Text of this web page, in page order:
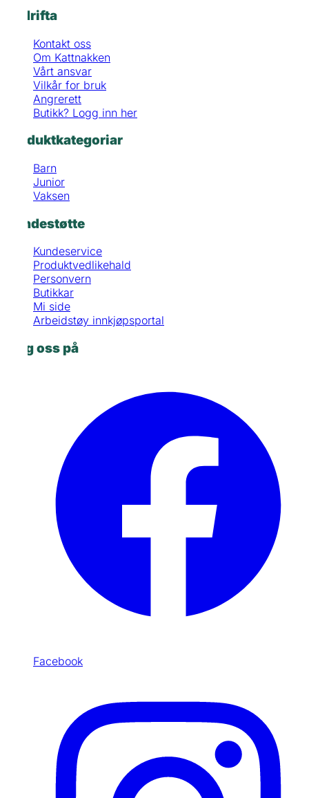
Bedrifta
Kontakt oss
Om Kattnakken
Vårt ansvar
Vilkår for bruk
Angrerett
Butikk? Logg inn her
Produktkategoriar
Barn
Junior
Vaksen
Kundestøtte
Kundeservice
Produktvedlikehald
Personvern
Butikkar
Mi side
Arbeidstøy innkjøpsportal
Følg oss på
Facebook